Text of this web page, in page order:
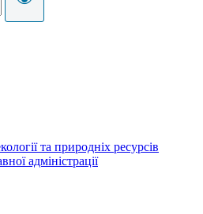
та природніх ресурсів
адміністрації